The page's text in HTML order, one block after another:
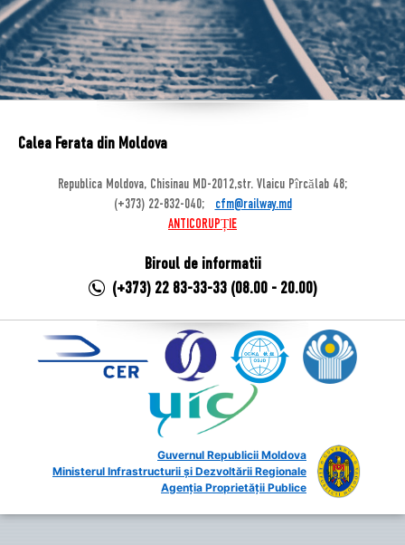
Calea Ferata din Moldova
Republica Moldova, Chisinau MD-2012,str. Vlaicu Pîrcălab 48;
(+373) 22-832-040;
cfm@railway.md
ANTICORUPȚIE
Biroul de informatii
(+373) 22 83-33-33 (08.00 - 20.00)
Guvernul Republicii Moldova
Ministerul Infrastructurii și Dezvoltării Regionale
Agenția Proprietății Publice